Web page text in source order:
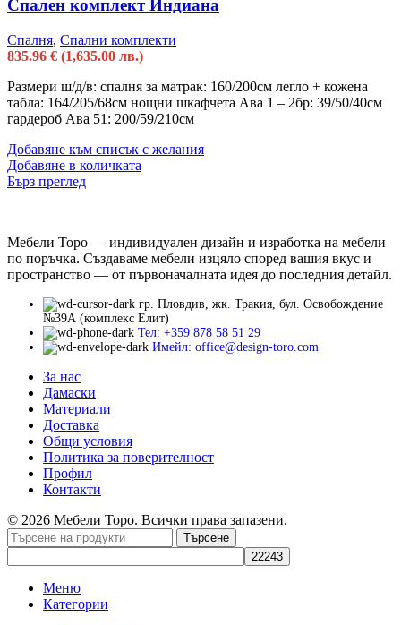
Спален комплект Индиана
Спалня, Спални комплекти
835.96 € (1,635.00 лв.)
Размери ш/д/в: спалня за матрак: 160/200см легло + кожена
табла: 164/205/68см нощни шкафчета Ава 1 – 2бр: 39/50/40см
гардероб Ава 51: 200/59/210см
Добавяне към списък с желания
Добавяне в количката
Бърз преглед
Мебели Торо — индивидуален дизайн и изработка на мебели
по поръчка. Създаваме мебели изцяло според вашия вкус и
пространство — от първоначалната идея до последния детайл.
гр. Пловдив, жк. Тракия, бул. Освобождение
№39А (комплекс Елит)
Тел: +359 878 58 51 29
Имейл: office@design-toro.com
За нас
Дамаски
Материали
Доставка
Общи условия
Политика за поверителност
Профил
Контакти
© 2026 Мебели Торо. Всички права запазени.
Търсене
Меню
Категории